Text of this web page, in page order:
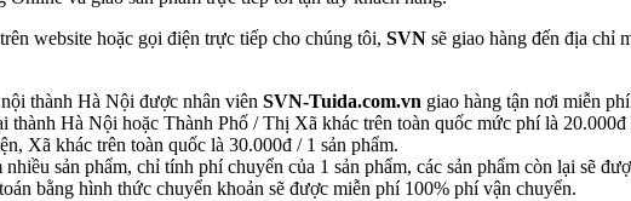
website hoặc gọi điện trực tiếp cho chúng tôi, SVN sẽ giao hàng đến địa chỉ
thành Hà Nội được nhân viên SVN-Tuida.com.vn giao hàng tận nơi miễn
thành Hà Nội hoặc Thành Phố / Thị Xã khác trên toàn quốc mức phí là 20.000đ
Xã khác trên toàn quốc là 30.000đ / 1 sản phẩm.
sản phẩm, chỉ tính phí chuyển của 1 sản phẩm, các sản phẩm còn lại sẽ
bằng hình thức chuyển khoản sẽ được miễn phí 100% phí vận chuyển.